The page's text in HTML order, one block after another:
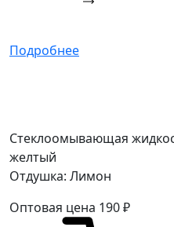
Подробнее
Стеклоомывающая
желтый
Отдушка: Лимон
Оптовая цена 190₽